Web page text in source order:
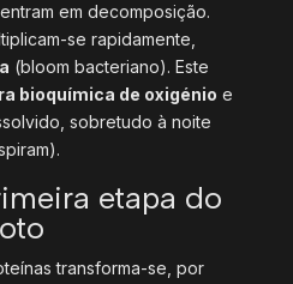
em decomposição.
se rapidamente,
(bloom bacteriano). Este
bioquímica de oxigénio e
sobretudo à noite
etapa do
transforma-se, por